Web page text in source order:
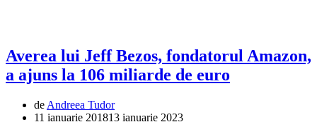
Averea lui Jeff Bezos, fondatorul Amazon,
a ajuns la 106 miliarde de euro
de Andreea Tudor
11 ianuarie 201813 ianuarie 2023